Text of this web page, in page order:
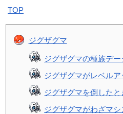
TOP
ジグザグマ
ジグザグマの種族デー
ジグザグマがレベル
ジグザグマを倒した
ジグザグマがわざマ